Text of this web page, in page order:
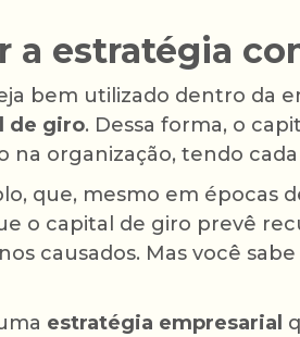
a estratégia
bem utilizado dentro da
de giro. Dessa forma, o
na organização, tendo
que, mesmo em épocas
o capital de giro prevê
causados. Mas você
estratégia empresarial